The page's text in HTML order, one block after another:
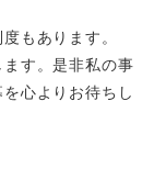
もあります。
す。是非私の事
心よりお待ちし